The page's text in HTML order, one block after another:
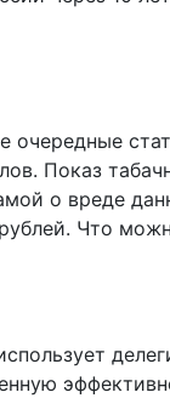
очередные
Показ
о вреде
Что